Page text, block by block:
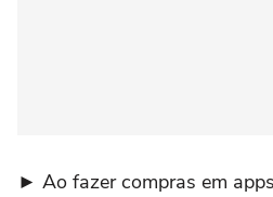
► Ao fazer compras em